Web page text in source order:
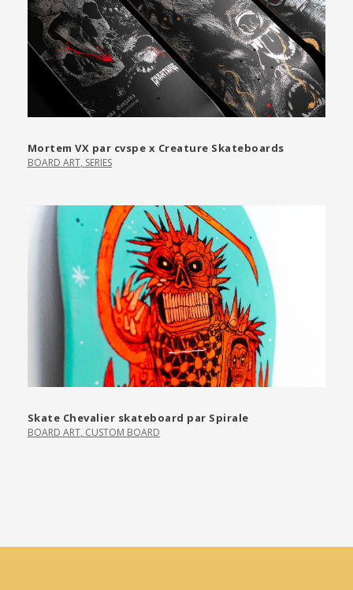
Mortem VX par cvspe x Creature Skateboards
BOARD ART, SERIES
Skate Chevalier skateboard par Spirale
BOARD ART, CUSTOM BOARD